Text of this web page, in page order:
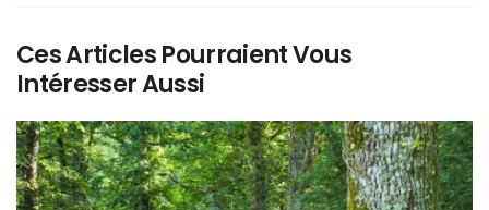
Ces Articles Pourraient Vous
Intéresser Aussi